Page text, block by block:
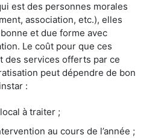
est des personnes morales
association, etc.), elles
et due forme avec
Le coût pour que ces
des services offerts par ce
peut dépendre de bon
:
à traiter ;
au cours de l’année ;